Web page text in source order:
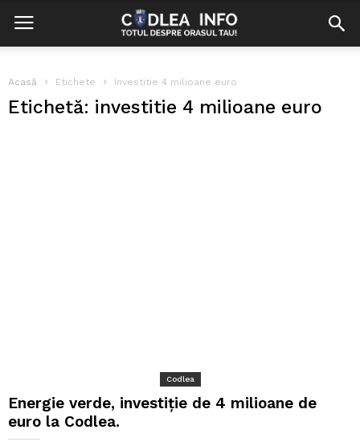
Acasă Etichete Investitie 4 milioane euro
Etichetă: investitie 4 milioane euro
Codlea
Energie verde, investiție de 4 milioane de
euro la Codlea.